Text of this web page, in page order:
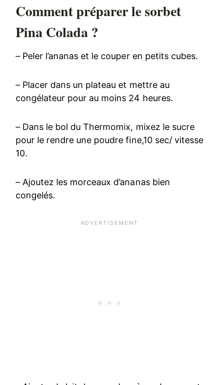
Comment préparer le sorbet
Pina Colada ?
– Peler l’ananas et le couper en petits cubes.
– Placer dans un plateau et mettre au
congélateur pour au moins 24 heures.
– Dans le bol du Thermomix, mixez le sucre
pour le rendre une poudre fine,10 sec/ vitesse
10.
– Ajoutez les morceaux d’ananas bien
congelés.